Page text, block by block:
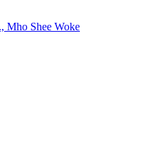
Mho Shee Woke